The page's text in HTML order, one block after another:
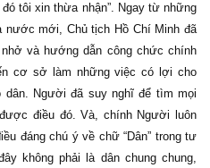
tôi xin thừa nhận”. Ngay từ những
nước mới, Chủ tịch Hồ Chí Minh đã
và hướng dẫn công chức chính
cơ sở làm những việc có lợi cho
dân. Người đã suy nghĩ để tìm mọi
điều đó. Và, chính Người luôn
đáng chú ý về chữ “Dân” trong tư
không phải là dân chung chung,